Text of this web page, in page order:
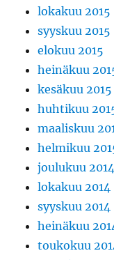
lokakuu 2015
syyskuu 2015
elokuu 2015
heinäkuu
kesäkuu 2015
huhtikuu
maaliskuu
helmikuu
joulukuu 2014
lokakuu 2014
syyskuu 2014
heinäkuu
toukokuu